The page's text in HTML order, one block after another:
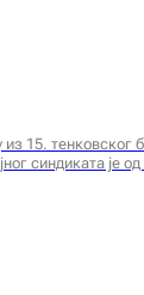
из 15.
синдиката је